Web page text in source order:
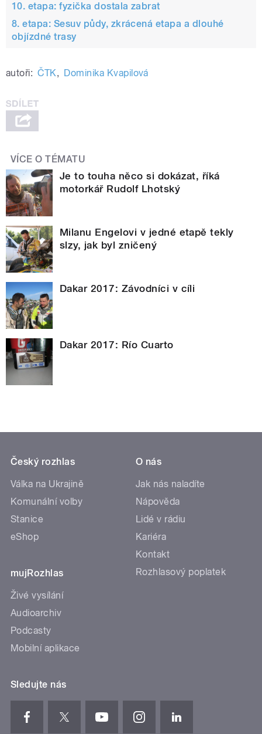
10. etapa: fyzička dostala zabrat
8. etapa: Sesuv půdy, zkrácená etapa a dlouhé
objízdné trasy
autoři: ČTK, Dominika Kvapilová
VÍCE O TÉMATU
Je to touha něco si dokázat, říká
motorkář Rudolf Lhotský
Milanu Engelovi v jedné etapě tekly
slzy, jak byl zničený
Dakar 2017: Závodníci v cíli
Dakar 2017: Río Cuarto
Český rozhlas
Válka na Ukrajině
Komunální volby
Stanice
eShop
mujRozhlas
Živé vysílání
Audioarchiv
Podcasty
Mobilní aplikace
O nás
Jak nás naladíte
Nápověda
Lidé v rádiu
Kariéra
Kontakt
Rozhlasový poplatek
Sledujte nás